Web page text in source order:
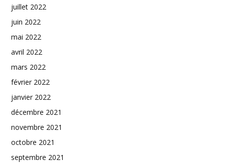
juillet 2022
juin 2022
mai 2022
avril 2022
mars 2022
février 2022
janvier 2022
décembre 2021
novembre 2021
octobre 2021
septembre 2021